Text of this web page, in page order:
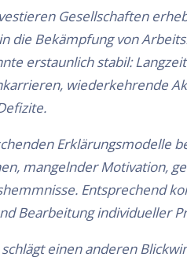
Gesellschaften
die Bekämpfung von
erstaunlich stabil:
wiederkehrende
Erklärungsmodelle
mangelnder Motivation,
Entsprechend
Bearbeitung individueller
einen anderen